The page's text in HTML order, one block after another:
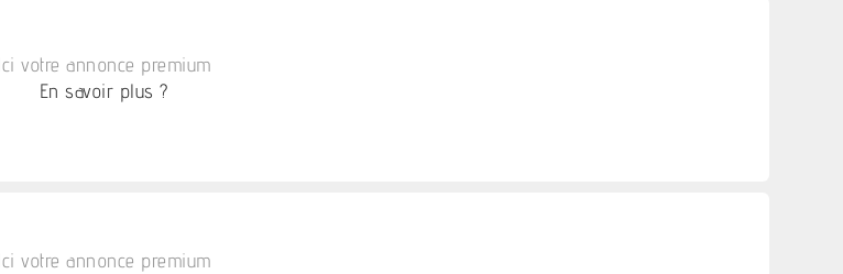
votre annonce premium
En savoir plus ?
votre annonce premium